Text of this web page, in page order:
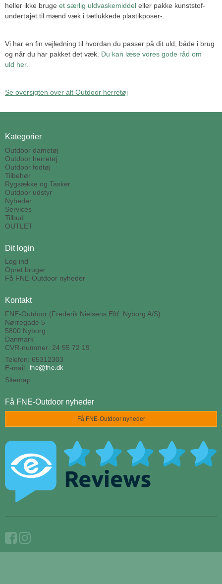
heller ikke bruge et særlig uldvaskemiddel eller pakke kunststof-
undertøjet til mænd væk i tætlukkede plastikposer-.
Vi har en fin vejledning til hvordan du passer på dit uld, både i brug
og når du har pakket det væk. Du kan læse vores gode råd om
uld her.
Se oversigten over alt Outdoor herretøj
Kategorier
Outdoor dametøj
Outdoor herretøj
Outdoor fodtøj
Tilbehør
Rygsække og Tasker
Outdoor udstyr
Nyheder
Services
Tilbud
OUTLET
Dit login
Log ind
Opret bruger
Få FNE-Outdoor nyheder
Kontakt
FNE-Outdoor (Frederik Nielsens Eftf. Nyborg A/S)
Nørregade 5
5800 Nyborg
Danmark
CVR-nummer: 24 55 72 19
Telefon: 65312303
E-mail:
Sitemap
Få FNE-Outdoor nyheder
Få FNE-Outdoor nyheder